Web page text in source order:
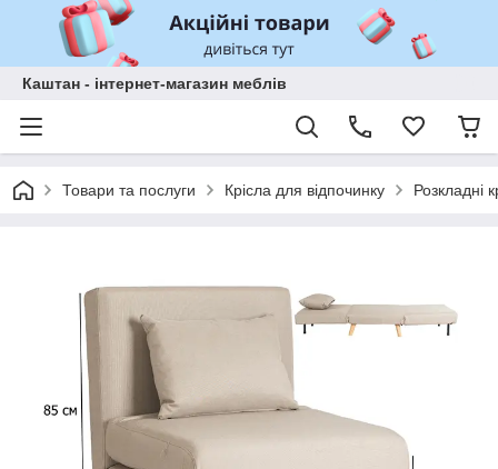
Каштан - інтернет-магазин меблів
Товари та послуги Крісла для відпочинку Розкладні